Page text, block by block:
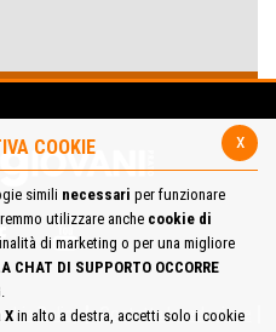
Policy
Contatta la redazione
x
COOKIE
simili necessari per funzionare
utilizzare anche cookie di
di marketing o per una migliore
CHAT DI SUPPORTO OCCORRE
.
X in alto a destra, accetti solo i cookie